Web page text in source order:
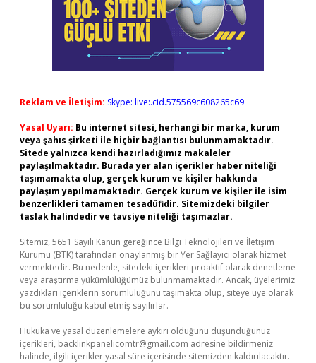
Reklam ve İletişim: Skype: live:.cid.575569c608265c69
Yasal Uyarı: Bu internet sitesi, herhangi bir marka, kurum
veya şahıs şirketi ile hiçbir bağlantısı bulunmamaktadır.
Sitede yalnızca kendi hazırladığımız makaleler
paylaşılmaktadır. Burada yer alan içerikler haber niteliği
taşımamakta olup, gerçek kurum ve kişiler hakkında
paylaşım yapılmamaktadır. Gerçek kurum ve kişiler ile isim
benzerlikleri tamamen tesadüfidir. Sitemizdeki bilgiler
taslak halindedir ve tavsiye niteliği taşımazlar.
Sitemiz, 5651 Sayılı Kanun gereğince Bilgi Teknolojileri ve İletişim
Kurumu (BTK) tarafından onaylanmış bir Yer Sağlayıcı olarak hizmet
vermektedir. Bu nedenle, sitedeki içerikleri proaktif olarak denetleme
veya araştırma yükümlülüğümüz bulunmamaktadır. Ancak, üyelerimiz
yazdıkları içeriklerin sorumluluğunu taşımakta olup, siteye üye olarak
bu sorumluluğu kabul etmiş sayılırlar.
Hukuka ve yasal düzenlemelere aykırı olduğunu düşündüğünüz
içerikleri, backlinkpanelicomtr@gmail.com adresine bildirmeniz
halinde, ilgili içerikler yasal süre içerisinde sitemizden kaldırılacaktır.